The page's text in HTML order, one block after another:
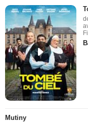
Mutiny